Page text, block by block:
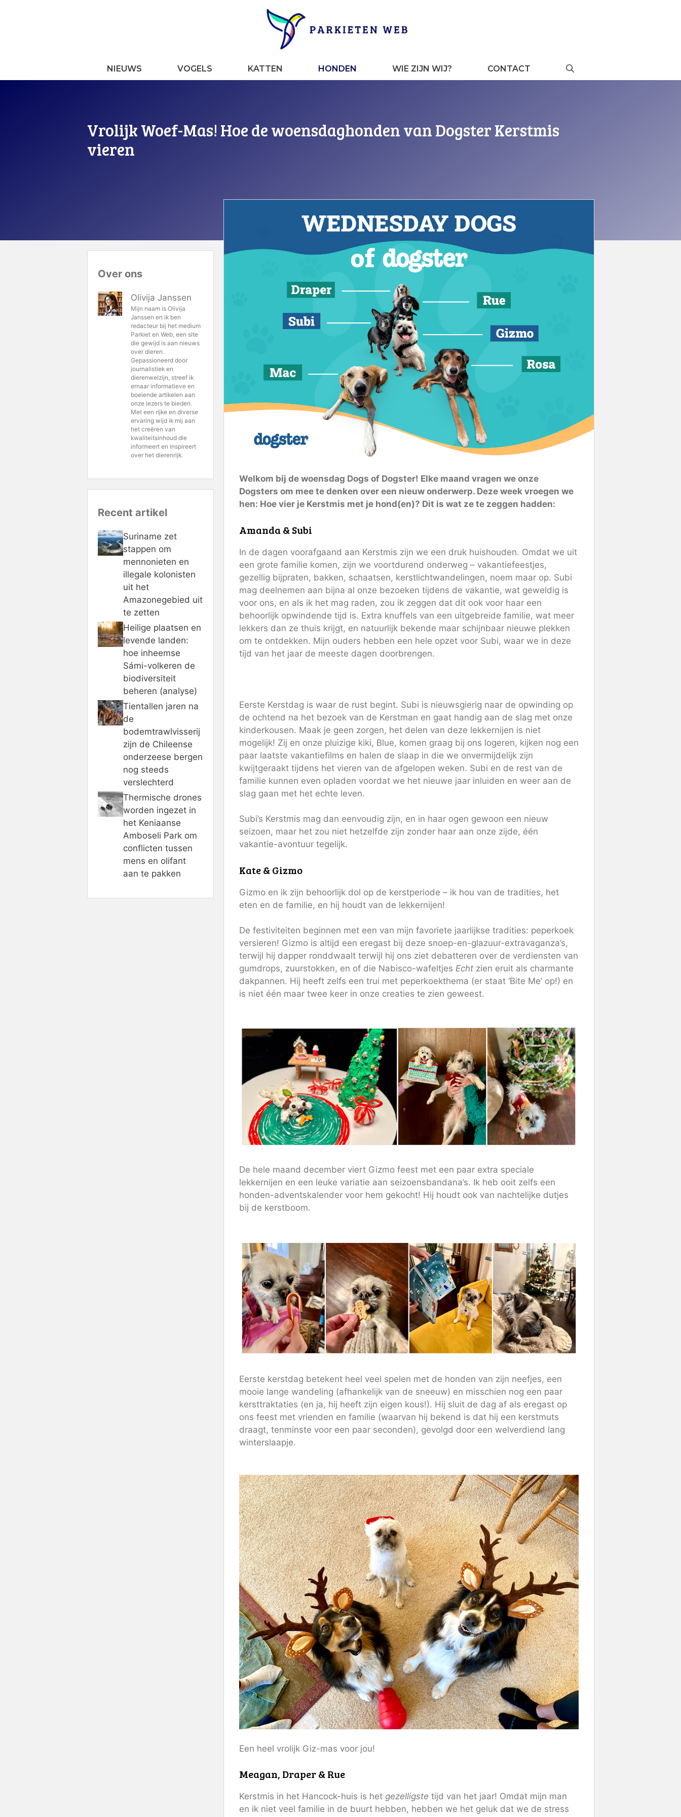
NIEUWS VOGELS KATTEN HONDEN WIE ZIJN WIJ? CONTACT
Vrolijk Woef-Mas! Hoe de woensdaghonden van Dogster Kerstmis
vieren
Welkom bij de woensdag Dogs of Dogster! Elke maand vragen we onze
Dogsters om mee te denken over een nieuw onderwerp. Deze week vroegen we
hen: Hoe vier je Kerstmis met je hond(en)? Dit is wat ze te zeggen hadden:
Amanda & Subi
In de dagen voorafgaand aan Kerstmis zijn we een druk huishouden. Omdat we uit
een grote familie komen, zijn we voortdurend onderweg – vakantiefeestjes,
gezellig bijpraten, bakken, schaatsen, kerstlichtwandelingen, noem maar op. Subi
mag deelnemen aan bijna al onze bezoeken tijdens de vakantie, wat geweldig is
voor ons, en als ik het mag raden, zou ik zeggen dat dit ook voor haar een
behoorlijk opwindende tijd is. Extra knuffels van een uitgebreide familie, wat meer
lekkers dan ze thuis krijgt, en natuurlijk bekende maar schijnbaar nieuwe plekken
om te ontdekken. Mijn ouders hebben een hele opzet voor Subi, waar we in deze
tijd van het jaar de meeste dagen doorbrengen.
Eerste Kerstdag is waar de rust begint. Subi is nieuwsgierig naar de opwinding op
de ochtend na het bezoek van de Kerstman en gaat handig aan de slag met onze
kinderkousen. Maak je geen zorgen, het delen van deze lekkernijen is niet
mogelijk! Zij en onze pluizige kiki, Blue, komen graag bij ons logeren, kijken nog een
paar laatste vakantiefilms en halen de slaap in die we onvermijdelijk zijn
kwijtgeraakt tijdens het vieren van de afgelopen weken. Subi en de rest van de
familie kunnen even opladen voordat we het nieuwe jaar inluiden en weer aan de
slag gaan met het echte leven.
Subi’s Kerstmis mag dan eenvoudig zijn, en in haar ogen gewoon een nieuw
seizoen, maar het zou niet hetzelfde zijn zonder haar aan onze zijde, één
vakantie-avontuur tegelijk.
Kate & Gizmo
Gizmo en ik zijn behoorlijk dol op de kerstperiode – ik hou van de tradities, het
eten en de familie, en hij houdt van de lekkernijen!
De festiviteiten beginnen met een van mijn favoriete jaarlijkse tradities: peperkoek
versieren! Gizmo is altijd een eregast bij deze snoep-en-glazuur-extravaganza’s,
terwijl hij dapper ronddwaalt terwijl hij ons ziet debatteren over de verdiensten van
gumdrops, zuurstokken, en of die Nabisco-wafeltjes Echt zien eruit als charmante
dakpannen. Hij heeft zelfs een trui met peperkoekthema (er staat ‘Bite Me’ op!) en
is niet één maar twee keer in onze creaties te zien geweest.
De hele maand december viert Gizmo feest met een paar extra speciale
lekkernijen en een leuke variatie aan seizoensbandana’s. Ik heb ooit zelfs een
honden-adventskalender voor hem gekocht! Hij houdt ook van nachtelijke dutjes
bij de kerstboom.
Eerste kerstdag betekent heel veel spelen met de honden van zijn neefjes, een
mooie lange wandeling (afhankelijk van de sneeuw) en misschien nog een paar
kersttraktaties (en ja, hij heeft zijn eigen kous!). Hij sluit de dag af als eregast op
ons feest met vrienden en familie (waarvan hij bekend is dat hij een kerstmuts
draagt, tenminste voor een paar seconden), gevolgd door een welverdiend lang
winterslaapje.
Een heel vrolijk Giz-mas voor jou!
Meagan, Draper & Rue
Kerstmis in het Hancock-huis is het gezelligste tijd van het jaar! Omdat mijn man
en ik niet veel familie in de buurt hebben, hebben we het geluk dat we de stress
Over ons
Olivija Janssen
Mijn naam is Olivija
Janssen en ik ben
redacteur bij het medium
Parkiet en Web, een site
die gewijd is aan nieuws
over dieren.
Gepassioneerd door
journalistiek en
dierenwelzijn, streef ik
ernaar informatieve en
boeiende artikelen aan
onze lezers te bieden.
Met een rijke en diverse
ervaring wijd ik mij aan
het creëren van
kwaliteitsinhoud die
informeert en inspireert
over het dierenrijk.
Recent artikel
Suriname zet
stappen om
mennonieten en
illegale kolonisten
uit het
Amazonegebied uit
te zetten
Heilige plaatsen en
levende landen:
hoe inheemse
Sámi-volkeren de
biodiversiteit
beheren (analyse)
Tientallen jaren na
de
bodemtrawlvisserij
zijn de Chileense
onderzeese bergen
nog steeds
verslechterd
Thermische drones
worden ingezet in
het Keniaanse
Amboseli Park om
conflicten tussen
mens en olifant
aan te pakken